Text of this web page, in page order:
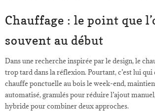
Chauffage : le point que
souvent au début
Dans une recherche inspirée par le design, le
trop tard dans la réflexion. Pourtant, c’est lui qui
chauffe ponctuelle au bois le week-end,
automatisé, granulés pour réduire l’ajout
hybride pour combiner deux approches.